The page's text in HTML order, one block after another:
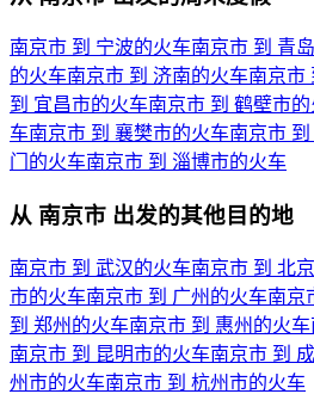
南京市 到 宁波的火车南京市 到 青
的火车南京市 到 济南的火车南京市
到 宜昌市的火车南京市 到 鹤壁市的
车南京市 到 襄樊市的火车南京市
门的火车南京市 到 淄博市的火车
从 南京市 出发的其他目的地
南京市 到 武汉的火车南京市 到 北
市的火车南京市 到 广州的火车南京
到 郑州的火车南京市 到 惠州的火车
南京市 到 昆明市的火车南京市 到
州市的火车南京市 到 杭州市的火车